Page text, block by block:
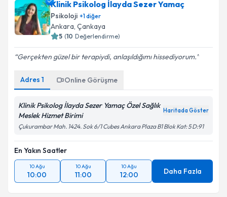
Klinik Psikolog İlayda Sezer Yamaç
Psikoloji +1diğer
Ankara, Çankaya
5 (10 Değerlendirme)
Gerçekten güzel bir terapiydi, anlaşıldığımı hissediyorum.
Adres 1 Online Görüşme
Klinik Psikolog İlayda Sezer Yamaç Özel Sağlık
Meslek Hizmet Birimi
Haritada Göster
Çukurambar Mah. 1424. Sok 6/1 Cubes Ankara Plaza B1 Blok Kat: 5 D:91
En Yakın Saatler
10 Ağu
10:00
10 Ağu
11:00
10 Ağu
12:00 Daha Fazla